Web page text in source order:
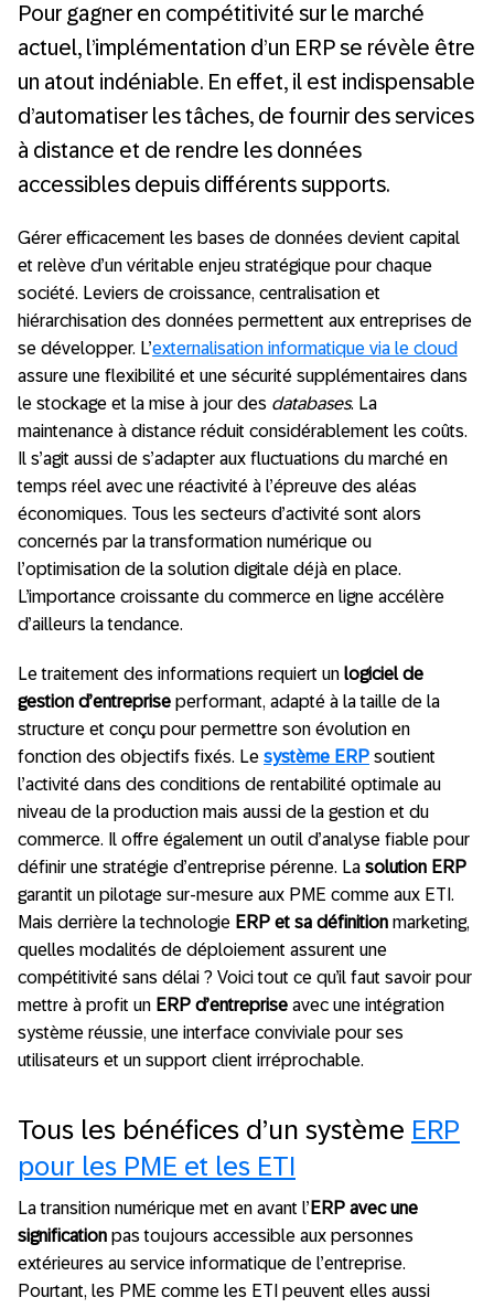
Pour gagner en compétitivité sur le marché
actuel, l’implémentation d’un ERP se révèle être
un atout indéniable. En effet, il est indispensable
d’automatiser les tâches, de fournir des services
à distance et de rendre les données
accessibles depuis différents supports.
Gérer efficacement les bases de données devient capital
et relève d’un véritable enjeu stratégique pour chaque
société. Leviers de croissance, centralisation et
hiérarchisation des données permettent aux entreprises de
se développer. L’externalisation informatique via le cloud
assure une flexibilité et une sécurité supplémentaires dans
le stockage et la mise à jour des databases. La
maintenance à distance réduit considérablement les coûts.
Il s’agit aussi de s’adapter aux fluctuations du marché en
temps réel avec une réactivité à l’épreuve des aléas
économiques. Tous les secteurs d’activité sont alors
concernés par latransformation numérique ou
l’optimisation de la solution digitale déjà en place.
L’importance croissante du commerce en ligne accélère
d’ailleurs la tendance.
Le traitement des informations requiert un logiciel de
gestion d’entreprise performant, adapté à la taille de la
structure et conçu pour permettre son évolution en
fonction des objectifs fixés. Le système ERP soutient
l’activité dans des conditions de rentabilité optimale au
niveau de la production mais aussi de la gestion et du
commerce. Il offre également un outil d’analyse fiable pour
définir une stratégie d’entreprise pérenne. La solution ERP
garantit un pilotage sur-mesure aux PME comme aux ETI.
Mais derrière la technologie ERP et sa définition marketing,
quelles modalités de déploiement assurent une
compétitivité sans délai ? Voici tout ce qu’il faut savoir pour
mettre à profit un ERP d’entreprise avec une intégration
système réussie, une interface conviviale pour ses
utilisateurs et un support client irréprochable.
Tous les bénéfices d’un système ERP
pour les PME et les ETI
La transition numérique met en avant l’ ERP avec une
signification pas toujours accessible aux personnes
extérieures au service informatique de l’entreprise.
Pourtant, les PME comme les ETI peuvent elles aussi